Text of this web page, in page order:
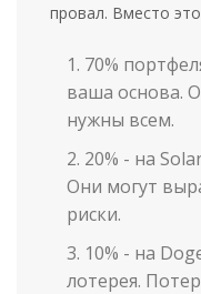
провал. Вместо
70%
ваша основа.
нужны всем.
20% - на
Они могут
риски.
10% - на
лотерея.